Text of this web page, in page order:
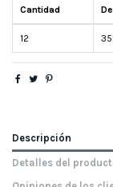
Cantidad
12
Descripción
Detalles del